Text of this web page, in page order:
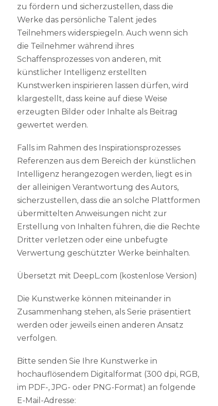
zu fördern und sicherzustellen, dass die
Werke das persönliche Talent jedes
Teilnehmers widerspiegeln. Auch wenn sich
die Teilnehmer während ihres
Schaffensprozesses von anderen, mit
künstlicher Intelligenz erstellten
Kunstwerken inspirieren lassen dürfen, wird
klargestellt, dass keine auf diese Weise
erzeugten Bilder oder Inhalte als Beitrag
gewertet werden.
Falls im Rahmen des Inspirationsprozesses
Referenzen aus dem Bereich der künstlichen
Intelligenz herangezogen werden, liegt es in
der alleinigen Verantwortung des Autors,
sicherzustellen, dass die an solche Plattformen
übermittelten Anweisungen nicht zur
Erstellung von Inhalten führen, die die Rechte
Dritter verletzen oder eine unbefugte
Verwertung geschützter Werke beinhalten.
Übersetzt mit DeepL.com (kostenlose Version)
Die Kunstwerke können miteinander in
Zusammenhang stehen, als Serie präsentiert
werden oder jeweils einen anderen Ansatz
verfolgen.
Bitte senden Sie Ihre Kunstwerke in
hochauflösendem Digitalformat (300 dpi, RGB,
im PDF-, JPG- oder PNG-Format) an folgende
E-Mail-Adresse: